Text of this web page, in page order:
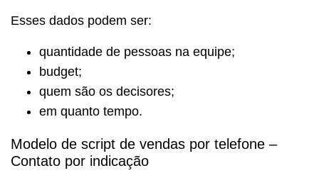
Esses dados podem ser:
quantidade de pessoas na equipe;
budget;
quem são os decisores;
em quanto tempo.
Modelo de script de vendas por telefone –
Contato por indicação